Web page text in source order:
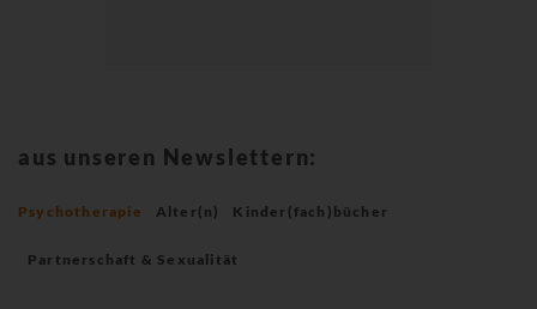
aus unseren Newslettern:
Psychotherapie Alter(n) Kinder(fach)bücher
Partnerschaft & Sexualität